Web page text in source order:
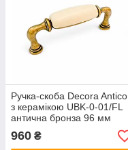
Ручка-скоба Decora Antico
з керамікою UBK-0-01/FL
антична бронза 96 мм
960 ₴